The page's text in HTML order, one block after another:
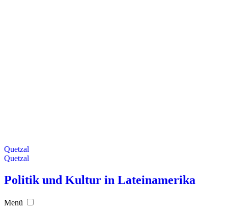
Quetzal
Quetzal
Politik und Kultur in Lateinamerika
Menü